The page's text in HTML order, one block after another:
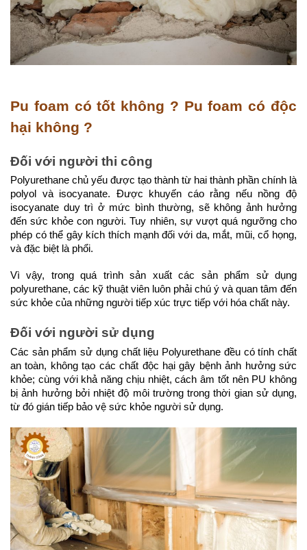
Pu foam có tốt không ? Pu foam có độc
hại không ?
Đối với người thi công
Polyurethane chủ yếu được tạo thành từ hai thành phần chính là
polyol và isocyanate. Được khuyến cáo rằng nếu nồng độ
isocyanate duy trì ở mức bình thường, sẽ không ảnh hưởng
đến sức khỏe con người. Tuy nhiên, sự vượt quá ngưỡng cho
phép có thể gây kích thích mạnh đối với da, mắt, mũi, cổ họng,
và đặc biệt là phổi.
Vì vậy, trong quá trình sản xuất các sản phẩm sử dụng
polyurethane, các kỹ thuật viên luôn phải chú ý và quan tâm đến
sức khỏe của những người tiếp xúc trực tiếp với hóa chất này.
Đối với người sử dụng
Các sản phẩm sử dụng chất liệu Polyurethane đều có tính chất
an toàn, không tạo các chất độc hại gây bệnh ảnh hưởng sức
khỏe; cùng với khả năng chịu nhiệt, cách âm tốt nên PU không
bị ảnh hưởng bởi nhiệt độ môi trường trong thời gian sử dụng,
từ đó gián tiếp bảo vệ sức khỏe người sử dụng.